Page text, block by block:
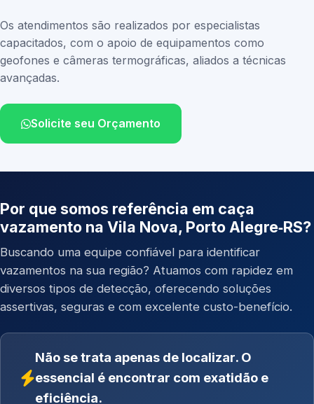
Os atendimentos são realizados por especialistas
capacitados, com o apoio de equipamentos como
geofones e câmeras termográficas, aliados a técnicas
avançadas.
Solicite seu Orçamento
Por que somos referência em caça
vazamento na Vila Nova, Porto Alegre‑RS?
Buscando uma equipe confiável para identificar
vazamentos na sua região? Atuamos com rapidez em
diversos tipos de detecção, oferecendo soluções
assertivas, seguras e com excelente custo-benefício.
Não se trata apenas de localizar. O
essencial é encontrar com exatidão e
eficiência.